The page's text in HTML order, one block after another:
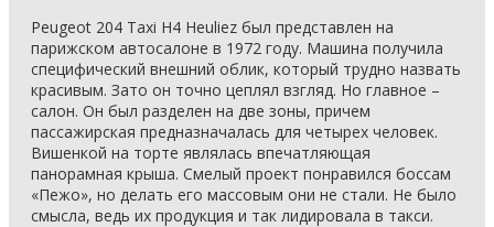
Peugeot 204 Taxi H4 Heuliez был представлен на
парижском автосалоне в 1972 году. Машина получила
специфический внешний облик, который трудно назвать
красивым. Зато он точно цеплял взгляд. Но главное –
салон. Он был разделен на две зоны, причем
пассажирская предназначалась для четырех человек.
Вишенкой на торте являлась впечатляющая
панорамная крыша. Смелый проект понравился боссам
«Пежо», но делать его массовым они не стали. Не было
смысла, ведь их продукция и так лидировала в такси.